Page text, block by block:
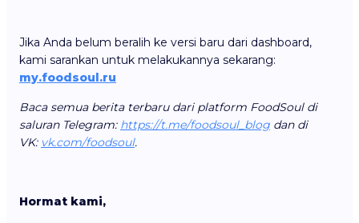
Jika Anda belum beralih ke versi baru dari dashboard,
kami sarankan untuk melakukannya sekarang:
my.foodsoul.ru
Baca semua berita terbaru dari platform FoodSoul di
saluran Telegram: https://t.me/foodsoul_blog dan di
VK: vk.com/foodsoul.
Hormat kami,